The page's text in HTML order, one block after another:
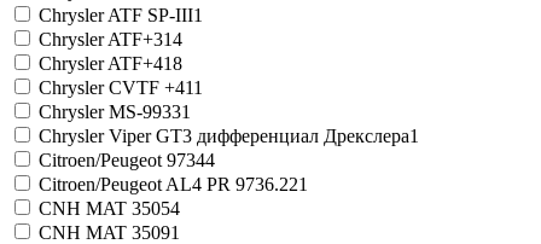
Chrysler ATF SP-III1
Chrysler ATF+314
Chrysler ATF+418
Chrysler CVTF +411
Chrysler MS-99331
Chrysler Viper GT3 дифференциал Дрекслера1
Citroen/Peugeot 97344
Citroen/Peugeot AL4 PR 9736.221
CNH MAT 35054
CNH MAT 35091